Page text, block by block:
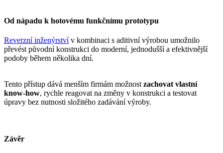
Od nápadu k hotovému funkčnímu prototypu
Reverzní inženýrstvív kombinaci s aditivní výrobou umožnilo
převést původní konstrukci do moderní, jednodušší a efektivnější
podoby během několika dní.
Tento přístup dává menším firmám možnostzachovat vlastní
know-how, rychle reagovat na změny v konstrukci a testovat
úpravy bez nutnosti složitého zadávání výroby.
Závěr